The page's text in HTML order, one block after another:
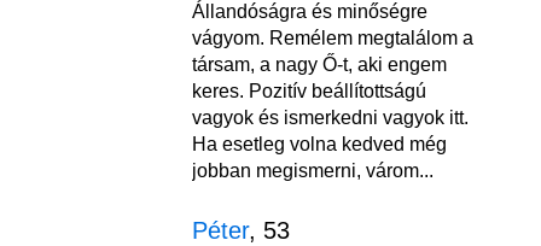
Állandóságra és minőségre
vágyom. Remélem megtalálom a
társam, a nagy Ő-t, aki engem
keres. Pozitív beállítottságú
vagyok és ismerkedni vagyok itt.
Ha esetleg volna kedved még
jobban megismerni, várom...
Péter, 53